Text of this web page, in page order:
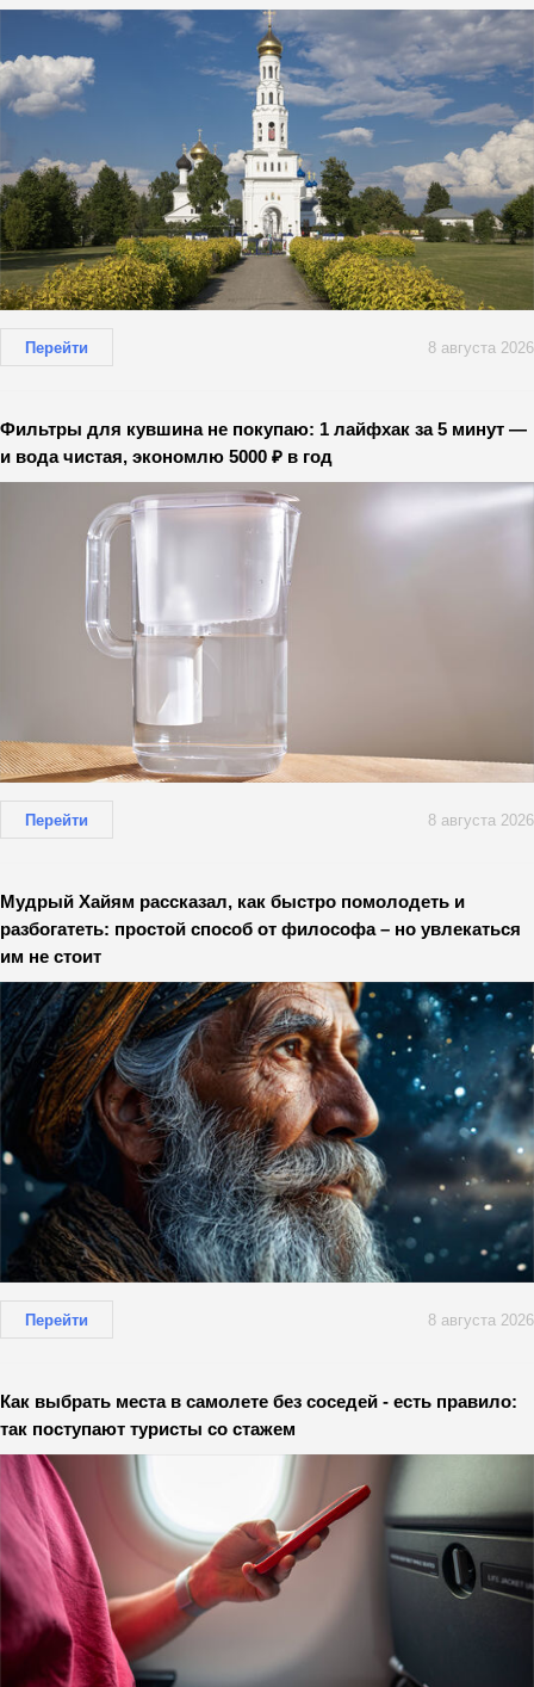
Перейти 8 августа 2026
Фильтры для кувшина не покупаю: 1 лайфхак за 5 минут —
и вода чистая, экономлю 5000 ₽ в год
Перейти 8 августа 2026
Мудрый Хайям рассказал, как быстро помолодеть и
разбогатеть: простой способ от философа – но увлекаться
им не стоит
Перейти 8 августа 2026
Как выбрать места в самолете без соседей - есть правило:
так поступают туристы со стажем